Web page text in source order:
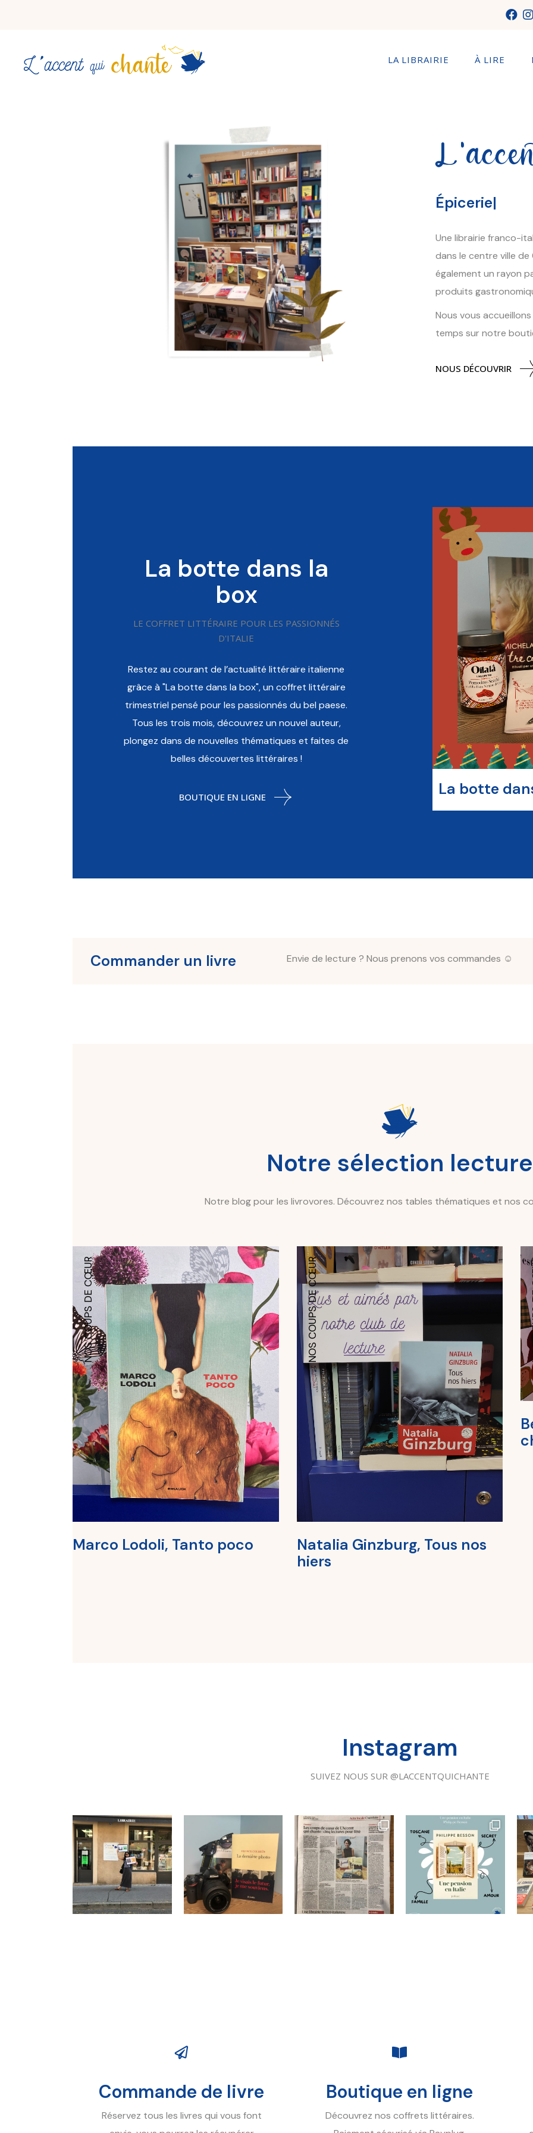
LA LIBRAIRIE À LIRE
Épicerie fine
Une librairie franco-
dans le centre ville
également un rayon
produits
Nous vous
temps sur notre
NOUS DÉCOUVRIR
La botte dans la
box
LE COFFRET LITTÉRAIRE POUR LES PASSIONNÉS
D'ITALIE
Restez au courant de l’actualité littéraire italienne
grâce à "La botte dans la box", un coffret littéraire
trimestriel pensé pour les passionnés du bel paese.
Tous les trois mois, découvrez un nouvel auteur,
plongez dans de nouvelles thématiques et faites de
belles découvertes littéraires !
BOUTIQUE EN LIGNE
La botte dans la box (FR) La botte
Commander un livre Envie de lecture ? Nous prenons vos commandes ☺
Notre sélection lecture
Notre blog pour les livrovores. Découvrez nos tables thématiques et nos
NOS COUPS DE CŒUR
Marco Lodoli, Tanto poco
NOS COUPS DE CŒUR
Natalia Ginzburg, Tous nos
hiers
Instagram
SUIVEZ NOUS SUR @LACCENTQUICHANTE
Commande de livre
Réservez tous les livres qui vous font
Boutique en ligne
Découvrez nos coffrets littéraires.